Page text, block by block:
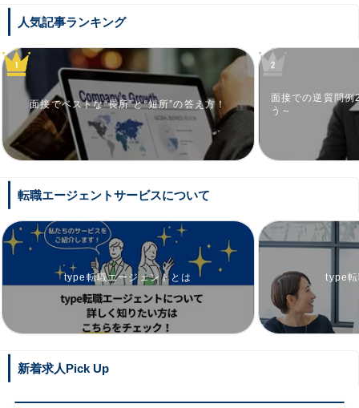
人気記事ランキング
面接でベストな“長所”と“短所”の答え方！
面接での逆質問
う～
転職エージェントサービスについて
type転職エージェントとは type
新着求人Pick Up